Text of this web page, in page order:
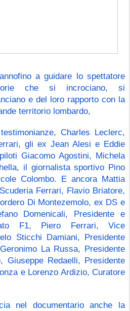
a guidare lo spettatore
che si incrociano, si
e del loro rapporto con la
territorio lombardo,
Charles Leclerc,
gli ex Jean Alesi e Eddie
Giacomo Agostini, Michela
il giornalista sportivo Pino
Colombo. E ancora Mattia
Ferrari, Flavio Briatore,
Di Montezemolo, ex DS e
Domenicali, Presidente e
F1, Piero Ferrari, Vice
Sticchi Damiani, Presidente
La Russa, Presidente
Giuseppe Redaelli, Presidente
e Lorenzo Ardizio, Curatore
nel documentario anche la